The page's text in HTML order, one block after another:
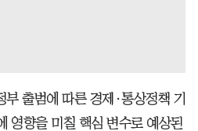
출범에 따른 경제·통상정책 기
영향을 미칠 핵심 변수로 예상된